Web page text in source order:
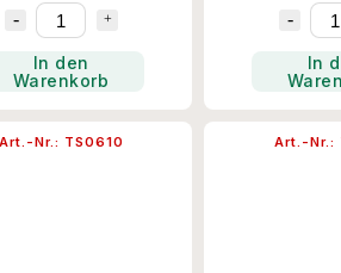
In den
Warenkorb
In
Art.-Nr.: TS0610 Art.-Nr.: